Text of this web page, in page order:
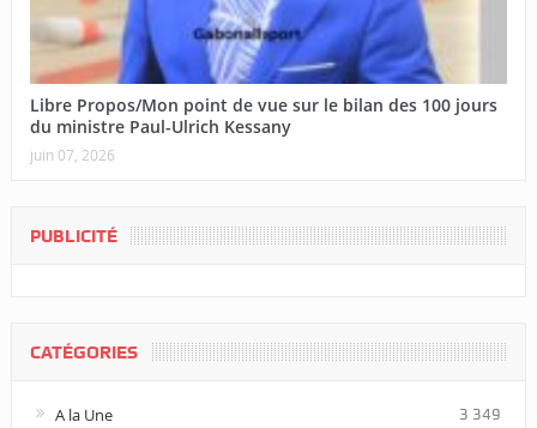
Libre Propos/Mon point de vue sur le bilan des 100 jours
du ministre Paul-Ulrich Kessany
juin 07, 2026
PUBLICITÉ
CATÉGORIES
A la Une 3 349